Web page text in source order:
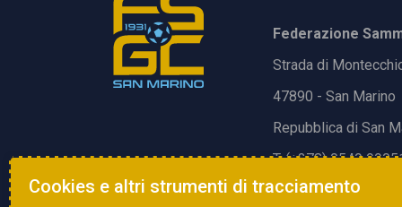
Federazione
Strada di
47890 - San Marino
Repubblica di San
T. (+378) 0549
E.info@fsgc.sm
Cookies e altri strumenti di tracciamento